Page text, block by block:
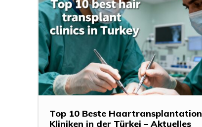
Top 10 Beste Haartransplantation
Kliniken in der Türkei – Aktuelles